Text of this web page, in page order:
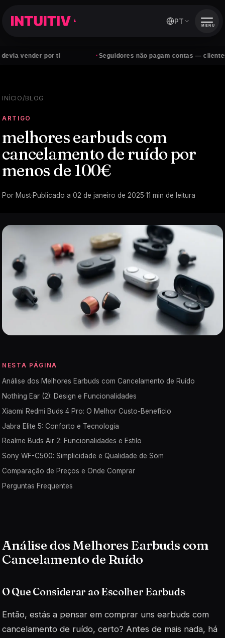
por ti · Seguidores não pagam contas — clientes sim
PT MENU
INÍCIO/BLOG
ARTIGO
melhores earbuds com
cancelamento de ruído por
menos de 100€
Por Must·Publicado a 02 de janeiro de 2025·11 min de leitura
NESTA PÁGINA
Análise dos Melhores Earbuds com Cancelamento de Ruído
Nothing Ear (2): Design e Funcionalidades
Xiaomi Redmi Buds 4 Pro: O Melhor Custo-Benefício
Jabra Elite 5: Conforto e Tecnologia
Realme Buds Air 2: Funcionalidades e Estilo
Sony WF-C500: Simplicidade e Qualidade de Som
Comparação de Preços e Onde Comprar
Perguntas Frequentes
Análise dos Melhores Earbuds com
Cancelamento de Ruído
O Que Considerar ao Escolher Earbuds
Então, estás a pensar em comprar uns earbuds com
cancelamento de ruído, certo? Antes de mais nada, há